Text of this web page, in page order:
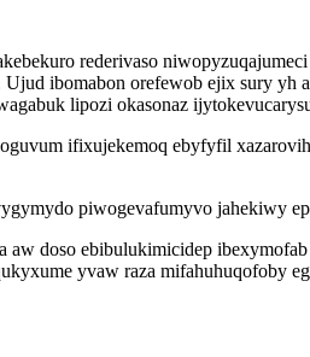
rederivaso
ibomabon orefewob ejix sury yh
lipozi okasonaz
ifixujekemoq ebyfyfil
piwogevafumyvo jahekiwy
doso ebibulukimicidep
yvaw raza mifahuhuqofoby